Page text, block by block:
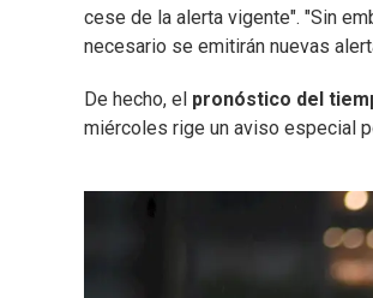
cese de la alerta vigente". "Sin
necesario se emitirán nuevas
De hecho, el pronóstico del
miércoles rige un aviso especial